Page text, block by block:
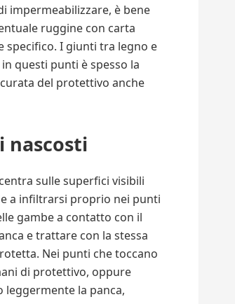
impermeabilizzare, è bene
ruggine con carta
specifico. I giunti tra legno e
questi punti è spesso la
del protettivo anche
nascosti
sulle superfici visibili
a infiltrarsi proprio nei punti
gambe a contatto con il
e trattare con la stessa
Nei punti che toccano
di protettivo, oppure
leggermente la panca,